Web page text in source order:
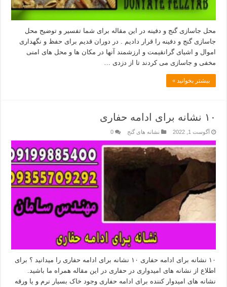
محل جاسازی گنج و دفینه در این مقاله برای شما تفسیر و توضیح محل
جاسازی گنج و دفینه را قرار دادیم . در دوران قدیم برای حفظ و نگهداری
اموال و اشیای گرانقیمت و ارزشمند آنها در مکان ها و محل های امنی
مخفی و جاسازی می کردند تا از دزدی …
بیشتر بخوانید »
۱۰ نشانه برای ادامه حفاری
آگوست 1, 2022 نشانه های گنج 0
۱۰ نشانه برای ادامه حفاری ۱۰ نشانه برای ادامه حفاری را میدانید ؟ برای
اطلاع از نشانه های امیدواری در حفاری در این مقاله همراه ما باشید.
نشانه های امیدوار کننده برای ادامه حفاری وجود خاک بسیار نرم و یا ورقه